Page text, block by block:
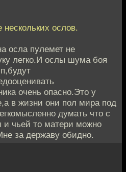
нескольких ослов.
осла пулемет не
легко.И ослы шума боя
очень опасно.Это у
в жизни они пол мира под
думать что с
чьей то матери можно
за державу обидно.